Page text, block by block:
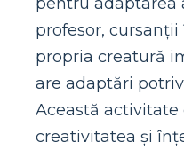
profesor,
propria creatură
are adaptări
Această
creativitatea și